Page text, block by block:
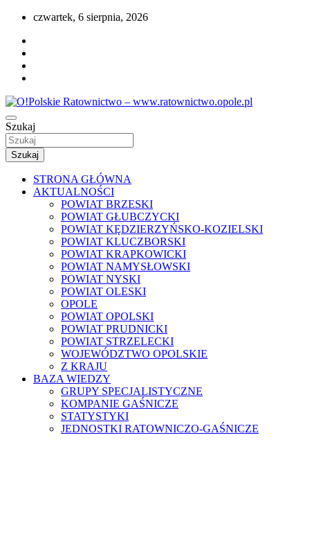
Przejdź
treści
czwartek, 6 sierpnia, 2026
O!Polskie Ratownictwo –
www.ratownictwo.opole.pl
Portal opolskiego i polskiego ratownictwa.
Szukaj
Szukaj
STRONA GŁÓWNA
AKTUALNOŚCI
POWIAT BRZESKI
POWIAT GŁUBCZYCKI
POWIAT KĘDZIERZYŃSKO-KOZIELSKI
POWIAT KLUCZBORSKI
POWIAT KRAPKOWICKI
POWIAT NAMYSŁOWSKI
POWIAT NYSKI
POWIAT OLESKI
OPOLE
POWIAT OPOLSKI
POWIAT PRUDNICKI
POWIAT STRZELECKI
WOJEWÓDZTWO OPOLSKIE
Z KRAJU
BAZA WIEDZY
GRUPY SPECJALISTYCZNE
KOMPANIE GAŚNICZE
STATYSTYKI
JEDNOSTKI RATOWNICZO-GAŚNICZE